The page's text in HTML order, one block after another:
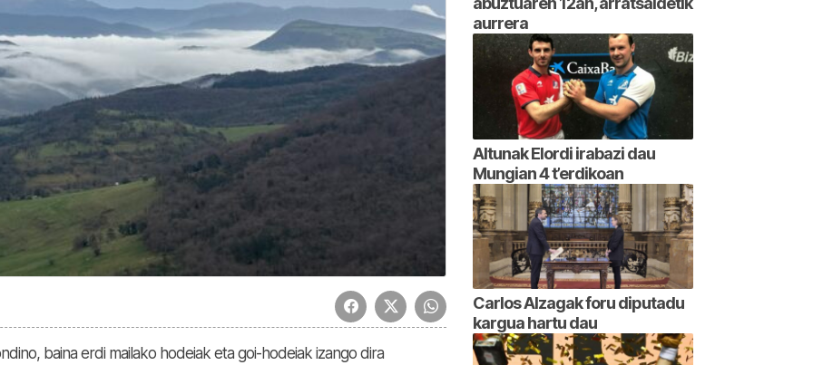
baina erdi mailako hodeiak eta goi-hodeiak izango dira
aurrera
Altunak Elordi irabazi dau
Mungian 4 t’erdikoan
Carlos Alzagak foru diputadu
kargua hartu dau